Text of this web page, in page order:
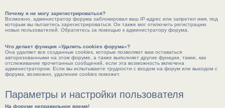
Почему я не могу зарегистрироваться?
Возможно, администратор форума заблокировал ваш IP-адрес или запретил имя, под
которым вы пытаетесь зарегистрироваться. Он также мог отключить регистрацию
новых пользователей. Обратитесь за помощью к администратору форума.
Что делает функция «Удалить cookies форума»?
Она удаляет все созданные cookies, которые позволяют вам оставаться
авторизованными на этом форуме, а также выполняет другие функции, такие, как
отслеживание прочитанных сообщений, если эта возможность включена
администратором. Если вы испытываете трудности с входом на форум или выходом с
форума, возможно, удаление cookies поможет.
Параметры и настройки пользователя
На форуме неправильное время!